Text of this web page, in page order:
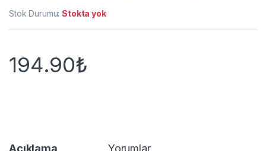
Stok Durumu:Stokta yok
194.90₺